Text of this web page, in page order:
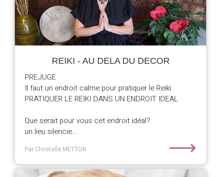
REIKI - AU DELA DU DECOR
PREJUGE
Il faut un endroit calme pour pratiquer le Reiki
PRATIQUER LE REIKI DANS UN ENDROIT IDEAL
Que serait pour vous cet endroit idéal?
un lieu silencie...
Par Christelle METTON ⟶